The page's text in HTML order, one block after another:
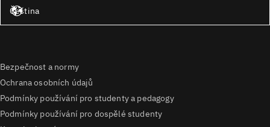
Čeština
Bezpečnost a normy
Ochrana osobních údajů
Podmínky používání pro studenty a pedagogy
Podmínky používání pro dospělé studenty